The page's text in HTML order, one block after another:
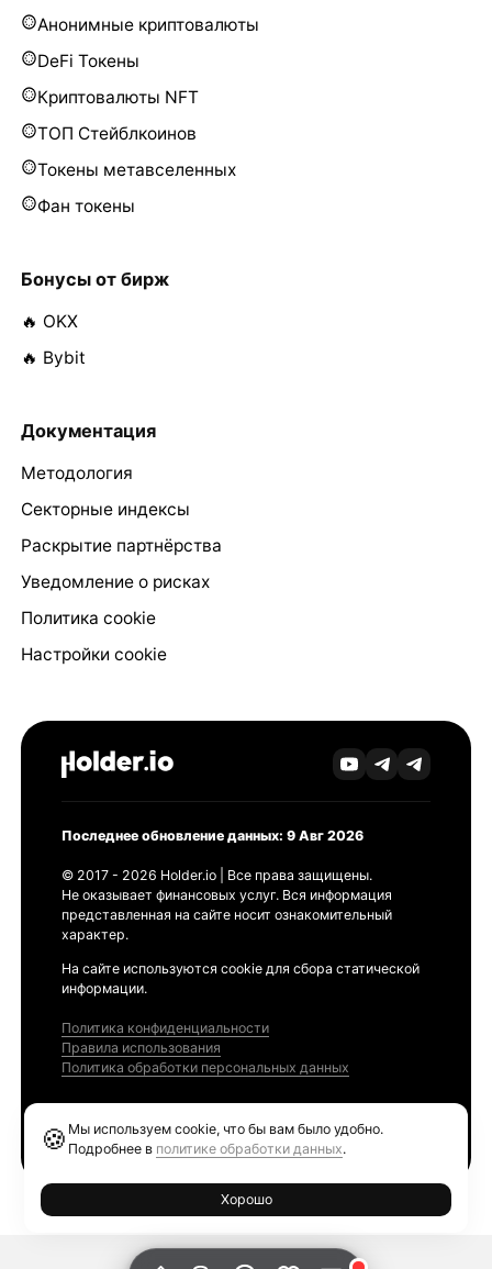
Анонимные криптовалюты
DeFi Токены
Криптовалюты NFT
ТОП Стейблкоинов
Токены метавселенных
Фан токены
Бонусы от бирж
🔥 OKX
🔥 Bybit
Документация
Методология
Секторные индексы
Раскрытие партнёрства
Уведомление о рисках
Политика cookie
Настройки cookie
Последнее обновление данных: 9 Авг 2026
© 2017 - 2026 Holder.io | Все права защищены.
Не оказывает финансовых услуг. Вся информация
представленная на сайте носит ознакомительный
характер.
На сайте используются cookie для сбора статической
информации.
Политика конфиденциальности
Правила использования
Политика обработки персональных данных
🍪 Мы используем cookie, что бы вам было удобно.
Подробнее в политике обработки данных.
Хорошо
Ethereum GAS Tracker